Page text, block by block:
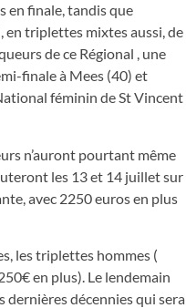
en finale, tandis que
en triplettes mixtes aussi, de
de ce Régional , une
finale à Mees (40) et
féminin de St Vincent
n’auront pourtant même
les 13 et 14 juillet sur
avec 2250 euros en plus
les triplettes hommes (
en plus). Le lendemain
dernières décennies qui sera